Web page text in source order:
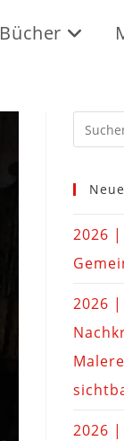
Bücher
2026 |
2026
2026 |